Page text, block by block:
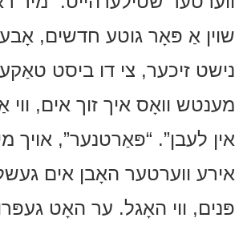
שוין אַ פּאָר גוטע חדשים,
נישט זיכער, צי דו ביסט
מענטש וואָס איך זוך אים,
אין לעבן”. “פּאַרטנער”, אויך
אירע ווערטער האָבן אים
פּנים, ווי האָגל. ער האָט